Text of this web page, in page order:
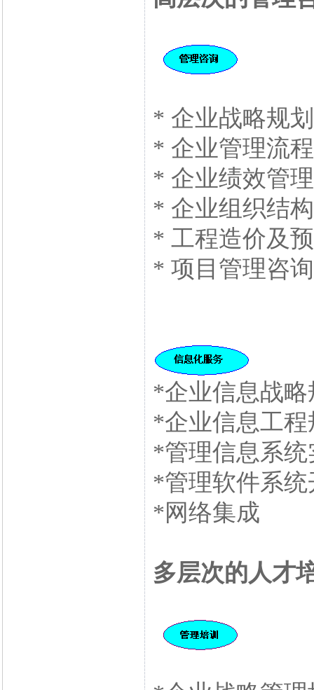
* 企业战略规划
* 企业管理流
* 企业绩效管
* 企业组织结
* 工程造价及
* 项目管理咨询
*企业信息战略
*企业信息工程
*管理信息系统
*管理软件系统
*网络集成
多层次的人才